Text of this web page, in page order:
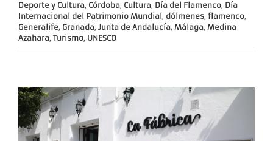
Deporte y Cultura, Córdoba, Cultura, Día del Flamenco, Día
Internacional del Patrimonio Mundial , dólmenes, flamenco,
Generalife, Granada, Junta de Andalucía, Málaga, Medina
Azahara, Turismo, UNESCO